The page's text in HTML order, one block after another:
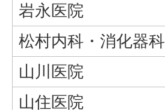
岩永医院
松村内科・消化器科
山川医院
山住医院